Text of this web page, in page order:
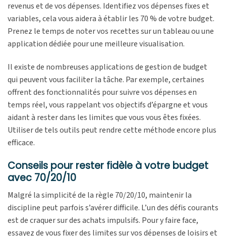
revenus et de vos dépenses. Identifiez vos dépenses fixes et
variables, cela vous aidera à établir les 70 % de votre budget.
Prenez le temps de noter vos recettes sur un tableau ou une
application dédiée pour une meilleure visualisation.
Il existe de nombreuses applications de gestion de budget
qui peuvent vous faciliter la tâche. Par exemple, certaines
offrent des fonctionnalités pour suivre vos dépenses en
temps réel, vous rappelant vos objectifs d’épargne et vous
aidant à rester dans les limites que vous vous êtes fixées.
Utiliser de tels outils peut rendre cette méthode encore plus
efficace.
Conseils pour rester fidèle à votre budget
avec 70/20/10
Malgré la simplicité de la règle 70/20/10, maintenir la
discipline peut parfois s’avérer difficile. L’un des défis courants
est de craquer sur des achats impulsifs. Pour y faire face,
essayez de vous fixer des limites sur vos dépenses de loisirs et